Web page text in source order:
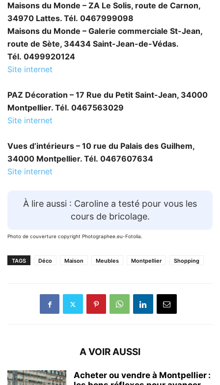
Maisons du Monde – ZA Le Solis, route de Carnon,
34970 Lattes. Tél. 0467999098
Maisons du Monde – Galerie commerciale St-Jean,
route de Sète, 34434 Saint-Jean-de-Védas.
Tél. 0499920124
Site internet
PAZ Décoration – 17 Rue du Petit Saint-Jean, 34000
Montpellier. Tél. 0467563029
Site internet
Vues d’intérieurs – 10 rue du Palais des Guilhem,
34000 Montpellier. Tél. 0467607634
Site internet
À lire aussi : Caroline a testé pour vous les
cours de bricolage.
Photo de couverture copyright Photographee.eu-Fotolia.
TAGS Déco Maison Meubles Montpellier Shopping
A VOIR AUSSI
Acheter ou vendre à Montpellier :